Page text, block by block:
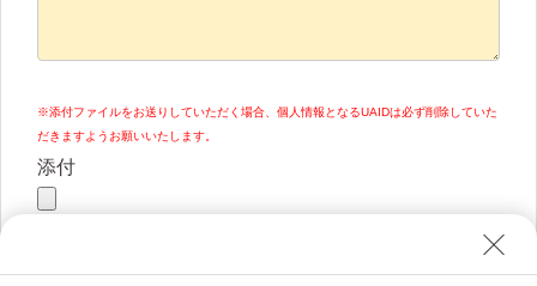
※添付ファイルをお送りしていただく場合、個人情報となるUAIDは必ず削除していた
だきますようお願いいたします。
添付